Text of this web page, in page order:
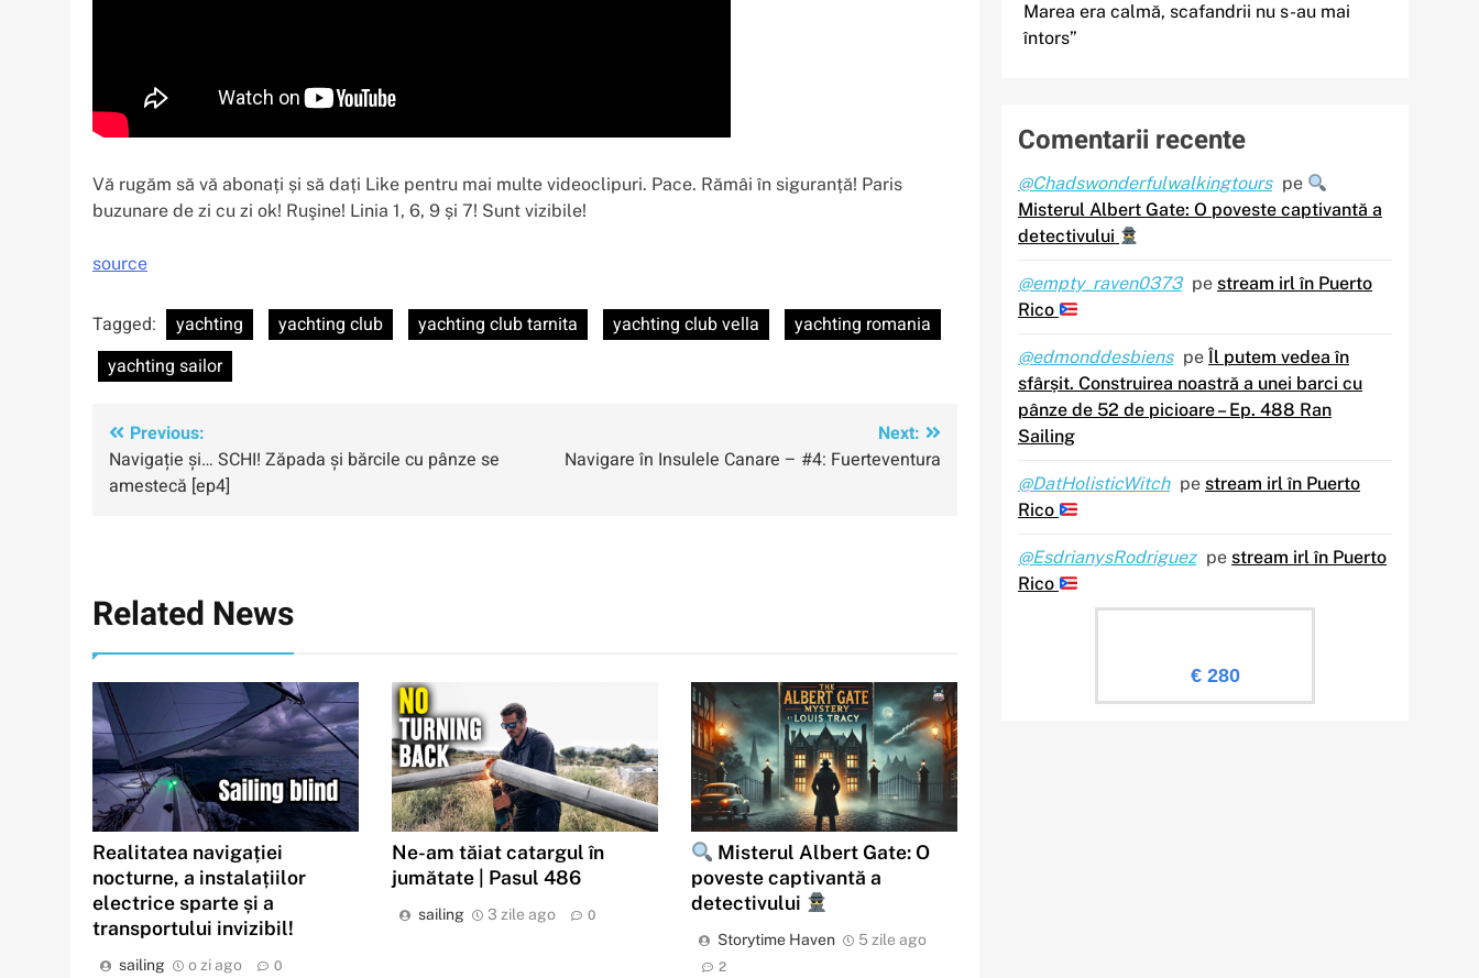
Vă rugăm să vă abonați și să dați Like pentru mai multe videoclipuri. Pace. Rămâi în siguranță! Paris
buzunare de zi cu zi ok! Ruşine! Linia 1, 6, 9 și 7! Sunt vizibile!
source
Tagged: yachting yachting club yachting club tarnita yachting club vella
yachting romania
yachting sailor
Navigare
în
Previous:
Navigație și… SCHI! Zăpada și bărcile cu pânze se
amestecă [ep4]
Next:
Navigare în Insulele Canare – #4: Fuerteventura
Related News
Realitatea navigației
nocturne, a instalațiilor
electrice sparte și a
transportului invizibil!
sailing o zi ago 0
Ne-am tăiat catargul în
jumătate | Pasul 486
sailing 3 zile ago 0
Misterul Albert Gate: O
poveste captivantă a
detectivului
Storytime Haven 5 zile ago
2
Marea era calmă, scafandrii nu s-au mai
întors”
Comentarii recente
@Chadswonderfulwalkingtours pe
Misterul Albert Gate: O poveste captivantă a
detectivului
@empty_raven0373 pe stream irl în Puerto
Rico
@edmonddesbiens pe Îl putem vedea în
sfârșit. Construirea noastră a unei barci cu
pânze de 52 de picioare – Ep. 488 Ran
Sailing
@DatHolisticWitch pe stream irl în Puerto
Rico
@EsdrianysRodriguez pe stream irl în Puerto
Rico
€ 280